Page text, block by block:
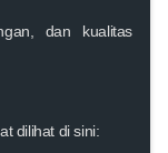
dan kualitas
dilihat di sini: